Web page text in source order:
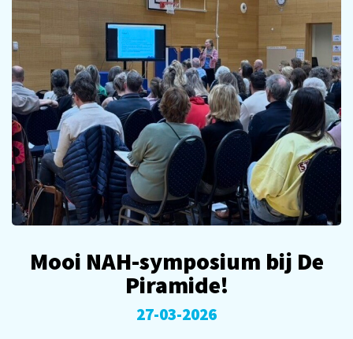
Mooi NAH-symposium bij De
Piramide!
27-03-2026